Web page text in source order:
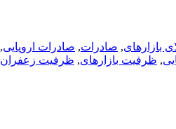
بازارهای, صادرات, صادرات اروپایی,
, ظرفیت بازارهای, ظرفیت زعفران